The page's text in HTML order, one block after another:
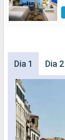
Dia 1 Dia 2